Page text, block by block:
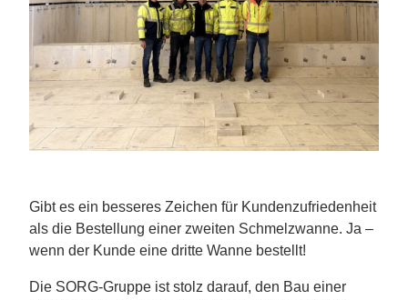
Gibt es ein besseres Zeichen für Kundenzufriedenheit
als die Bestellung einer zweiten Schmelzwanne. Ja –
wenn der Kunde eine dritte Wanne bestellt!
Die SORG-Gruppe ist stolz darauf, den Bau einer